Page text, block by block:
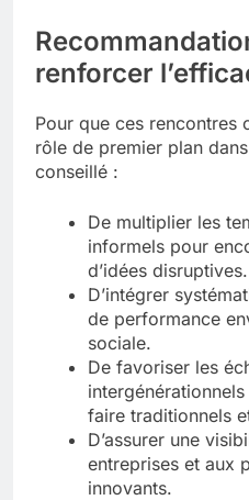
renforcer
Pour que ces rencontres
rôle de premier plan dans
conseillé :
De multiplier les
informels pour
d’idées disruptives.
D’intégrer
de performance
sociale.
De favoriser les
faire traditionnels
D’assurer une
entreprises et aux
innovants.